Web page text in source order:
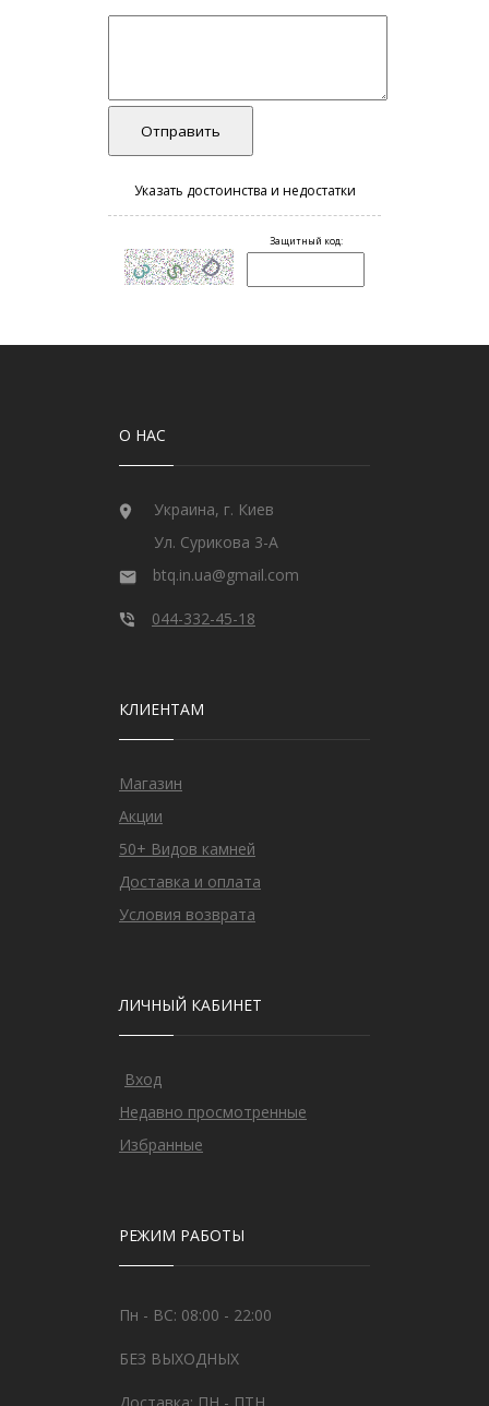
О НАС
Украина, г. Киев
Ул. Сурикова 3-А
btq.in.ua@gmail.com
044-332-45-18
КЛИЕНТАМ
Магазин
Акции
50+ Видов камней
Доставка и оплата
Условия возврата
ЛИЧНЫЙ КАБИНЕТ
Вход
Недавно просмотренные
Избранные
РЕЖИМ РАБОТЫ
Пн - ВС: 08:00 - 22:00
БЕЗ ВЫХОДНЫХ